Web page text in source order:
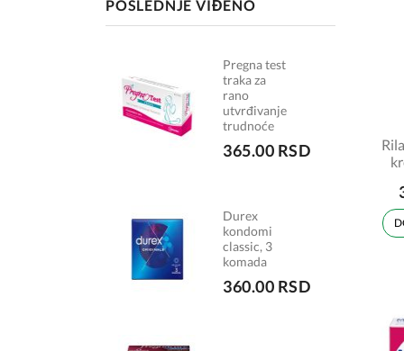
POSLEDNJE VIĐENO
Pregna test
traka za
rano
utvrđivanje
trudnoće
365.00 RSD
Durex
kondomi
classic, 3
komada
360.00 RSD